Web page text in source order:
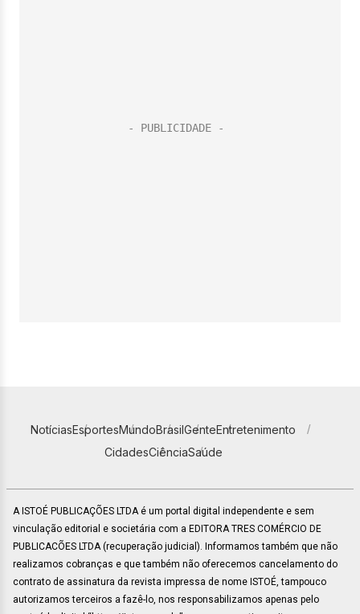
NotíciasEsportesMundoBrasilGenteEntretenimento
CidadesCiênciaSaúde
A ISTOÉ PUBLICAÇÕES LTDA é um portal digital independente e sem
vinculação editorial e societária com a EDITORA TRES COMÉRCIO DE
PUBLICACÕES LTDA (recuperação judicial). Informamos também que não
realizamos cobranças e que também não oferecemos cancelamento do
contrato de assinatura da revista impressa de nome ISTOÉ, tampouco
autorizamos terceiros a fazê-lo, nos responsabilizamos apenas pelo